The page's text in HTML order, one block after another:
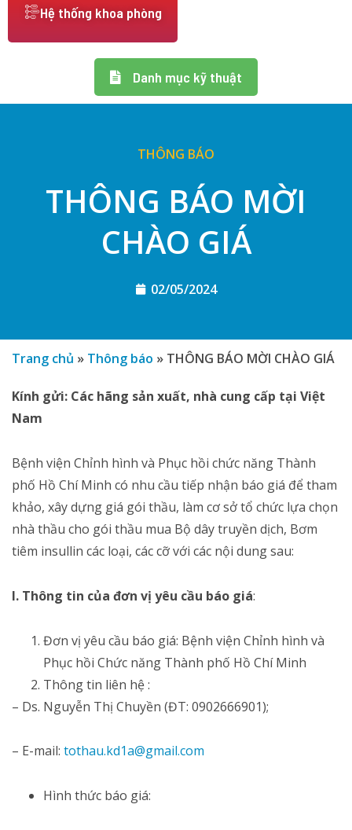
Hệ thống khoa phòng
Danh mục kỹ thuật
THÔNG BÁO
THÔNG BÁO MỜI
CHÀO GIÁ
02/05/2024
Trang chủ » Thông báo » THÔNG BÁO MỜI CHÀO GIÁ
Kính gửi: Các hãng sản xuất, nhà cung cấp tại Việt
Nam
Bệnh viện Chỉnh hình và Phục hồi chức năng Thành
phố Hồ Chí Minh có nhu cầu tiếp nhận báo giá để tham
khảo, xây dựng giá gói thầu, làm cơ sở tổ chức lựa chọn
nhà thầu cho gói thầu mua Bộ dây truyền dịch, Bơm
tiêm insullin các loại, các cỡ với các nội dung sau:
I. Thông tin của đơn vị yêu cầu báo giá:
Đơn vị yêu cầu báo giá: Bệnh viện Chỉnh hình và
Phục hồi Chức năng Thành phố Hồ Chí Minh
Thông tin liên hệ :
– Ds. Nguyễn Thị Chuyền (ĐT: 0902666901);
– E-mail: tothau.kd1a@gmail.com
Hình thức báo giá: